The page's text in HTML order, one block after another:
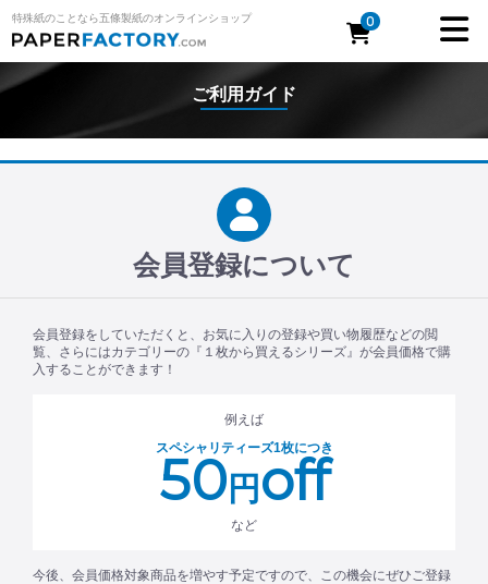
0
特殊紙のことなら五條製紙のオンラインショップ
ご利用ガイド
会員登録について
会員登録をしていただくと、お気に入りの登録や買い物履歴などの閲
覧、さらにはカテゴリーの『１枚から買えるシリーズ』が会員価格で購
入することができます！
例えば
スペシャリティーズ1枚につき
50 円 off
など
今後、会員価格対象商品を増やす予定ですので、この機会にぜひご登録